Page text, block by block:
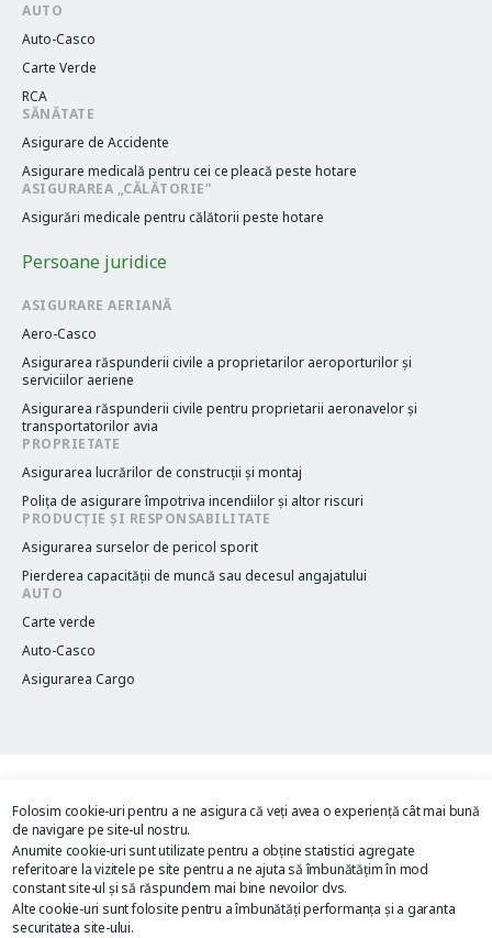
AUTO
Auto-Casco
Carte Verde
RCA
SĂNĂTATE
Asigurare de Accidente
Asigurare medicală pentru cei cе pleacă peste hotare
ASIGURAREA „CĂLĂTORIE”
Asigurări medicale pentru călătorii peste hotare
Persoane juridice
ASIGURARE AERIANĂ
Aero-Casco
Asigurarea răspunderii civile a proprietarilor aeroporturilor și
serviciilor aeriene
Asigurarea răspunderii civile pentru proprietarii aeronavelor și
transportatorilor avia
PROPRIETATE
Asigurarea lucrărilor de construcții și montaj
Poliţa de asigurare împotriva incendiilor și altor riscuri
PRODUCȚIE ȘI RESPONSABILITATE
Asigurarea surselor de pericol sporit
Pierderea capacităţii de muncă sau decesul angajatului
AUTO
Carte verde
Auto-Casco
Asigurarea Cargo
Legacy menu
Politica de confidențialitate
Acordul de utilizare al site-ului
Image Image
Folosim cookie-uri pentru a ne asigura că veți avea o experiență cât mai bună
de navigare pe site-ul nostru.
Anumite cookie-uri sunt utilizate pentru a obține statistici agregate
referitoare la vizitele pe site pentru a ne ajuta să îmbunătățim în mod
constant site-ul și să răspundem mai bine nevoilor dvs.
Alte cookie-uri sunt folosite pentru a îmbunătăți performanța și a garanta
securitatea site-ului.